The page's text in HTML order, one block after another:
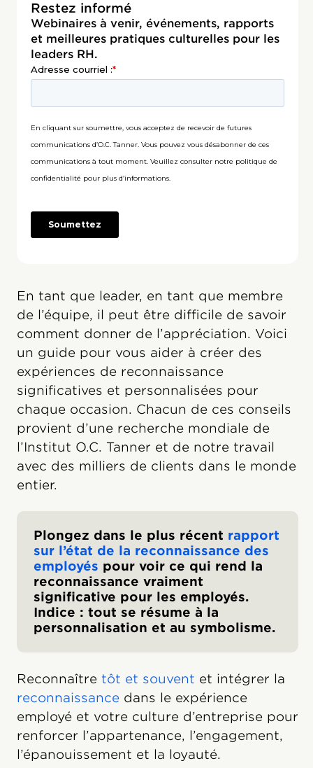
Restez informé
Webinaires à venir, événements, rapports
et meilleures pratiques culturelles pour les
leaders RH.
En tant que leader, en tant que membre
de l’équipe, il peut être difficile de savoir
comment donner de l’appréciation. Voici
un guide pour vous aider à créer des
expériences de reconnaissance
significatives et personnalisées pour
chaque occasion. Chacun de ces conseils
provient d’une recherche mondiale de
l’Institut O.C. Tanner et de notre travail
avec des milliers de clients dans le monde
entier.
Plongez dans le plus récent rapport
sur l’état de la reconnaissance des
employés pour voir ce qui rend la
reconnaissance vraiment
significative pour les employés.
Indice : tout se résume à la
personnalisation et au symbolisme.
Reconnaître tôt et souvent et intégrer la
reconnaissance dans le expérience
employé et votre culture d’entreprise pour
renforcer l’appartenance, l’engagement,
l’épanouissement et la loyauté.